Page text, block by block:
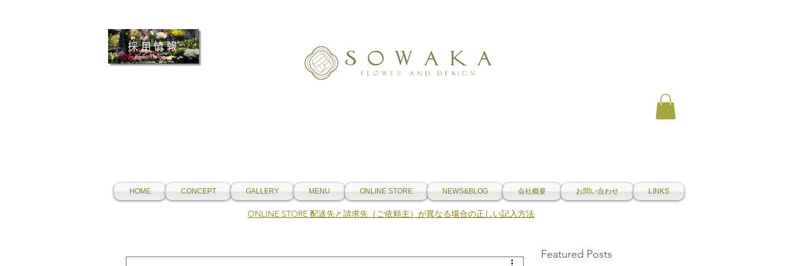
採用情報
HOME CONCEPT GALLERY MENU ONLINE STORE NEWS&BLOG 会社概要 お問い合わせ LINKS
​ONLINE STORE 配送先と請求先（ご依頼主）が異なる場合の正しい記入方法
Featured Posts